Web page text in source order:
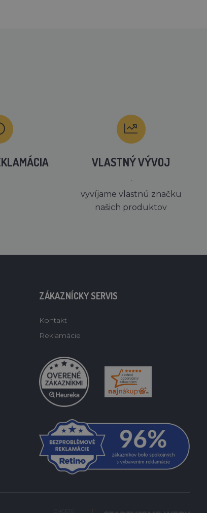
VLASTNÝ VÝVOJ
´
vyvíjame vlastnú značku
našich produktov
ZÁKAZNÍCKY SERVIS
Kontakt
Reklamácie